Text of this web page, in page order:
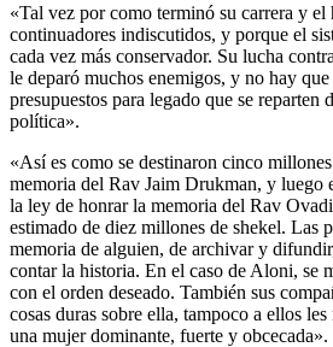
«Tal vez por como terminó su carrera y el
continuadores indiscutidos, y porque el
cada vez más conservador. Su lucha
le deparó muchos enemigos, y no hay
presupuestos para legado que se reparten
política».
«Así es como se destinaron cinco
memoria del Rav Jaim Drukman, y luego
la ley de honrar la memoria del Rav
estimado de diez millones de shekel. Las
memoria de alguien, de archivar y
contar la historia. En el caso de Aloni, se
con el orden deseado. También sus
cosas duras sobre ella, tampoco a ellos
una mujer dominante, fuerte y obcecada».